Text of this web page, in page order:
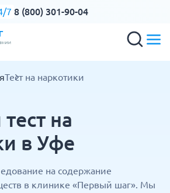
7 8 (800) 301-90-04
Тест на наркотики
на
в Уфе
на содержание
в клинике «Первый шаг». Мы